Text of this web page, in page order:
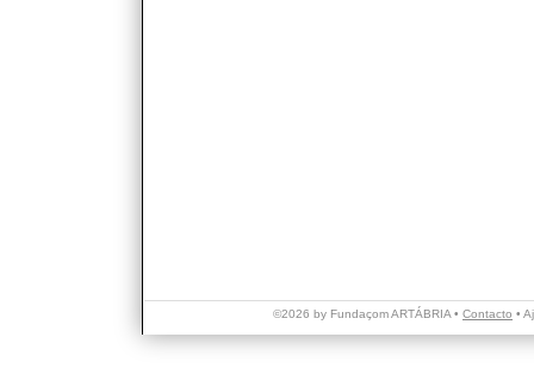
©2026 by Fundaçom ARTÁBRIA • Contacto •